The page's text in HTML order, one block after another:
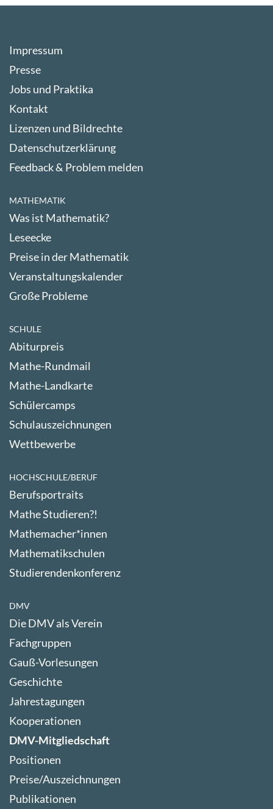
Impressum
Presse
Jobs und Praktika
Kontakt
Lizenzen und Bildrechte
Datenschutzerklärung
Feedback & Problem melden
MATHEMATIK
Was ist Mathematik?
Leseecke
Preise in der Mathematik
Veranstaltungskalender
Große Probleme
SCHULE
Abiturpreis
Mathe-Rundmail
Mathe-Landkarte
Schülercamps
Schulauszeichnungen
Wettbewerbe
HOCHSCHULE/BERUF
Berufsportraits
Mathe Studieren?!
Mathemacher*innen
Mathematikschulen
Studierendenkonferenz
DMV
Die DMV als Verein
Fachgruppen
Gauß-Vorlesungen
Geschichte
Jahrestagungen
Kooperationen
DMV-Mitgliedschaft
Positionen
Preise/Auszeichnungen
Publikationen